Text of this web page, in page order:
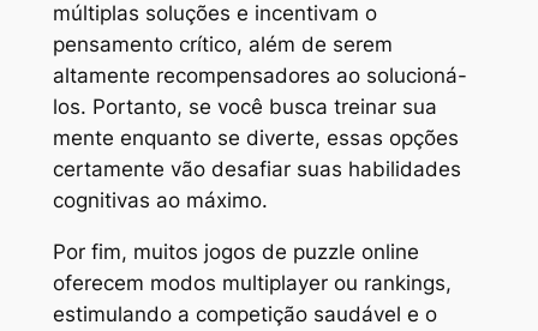
múltiplas soluções e incentivam o
pensamento crítico, além de serem
altamente recompensadores ao solucioná-
los. Portanto, se você busca treinar sua
mente enquanto se diverte, essas opções
certamente vão desafiar suas habilidades
cognitivas ao máximo.
Por fim, muitos jogos de puzzle online
oferecem modos multiplayer ou rankings,
estimulando a competição saudável e o